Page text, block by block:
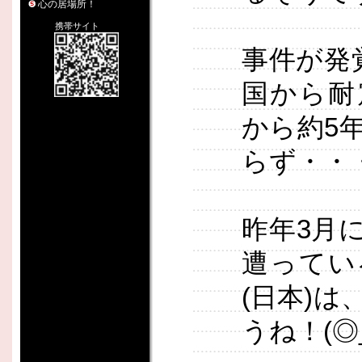
心の居場所！
携帯サイト
事件が発
国から
から約5
らず・・
昨年3月
遭って
(日本)は
うね！